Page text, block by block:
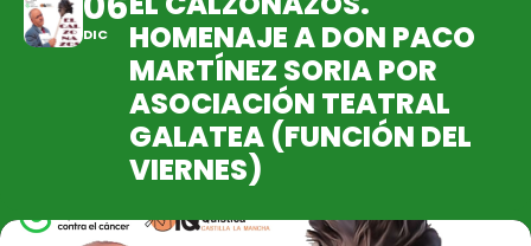
DIC
HOMENAJE A DON PACO
MARTÍNEZ SORIA POR
ASOCIACIÓN TEATRAL
GALATEA (FUNCIÓN DEL
VIERNES)